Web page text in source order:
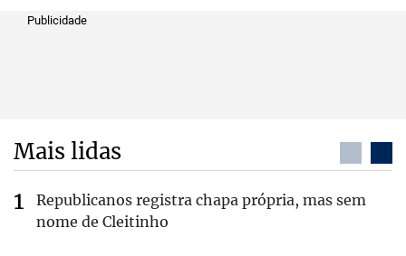
Publicidade
Mais lidas
Republicanos registra chapa própria, mas sem
nome de Cleitinho